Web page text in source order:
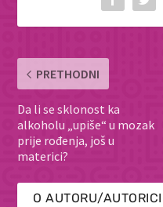
PRETHODNI
Da li se sklonost ka
alkoholu „upiše“ u mozak
prije rođenja, još u
materici?
O AUTORU/AUTORICI